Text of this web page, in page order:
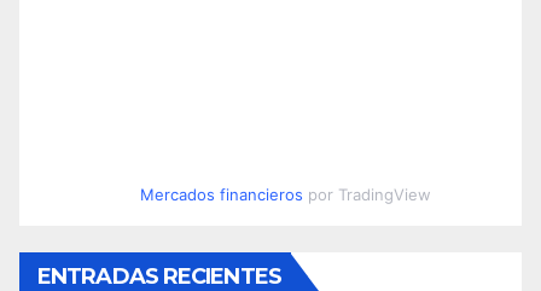
Mercados financieros por TradingView
ENTRADAS RECIENTES